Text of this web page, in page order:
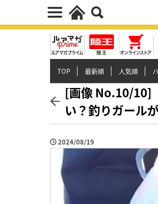
TOP 最新順 人気順
[画像 No.10/10]
い？釣りガール
2024/08/19